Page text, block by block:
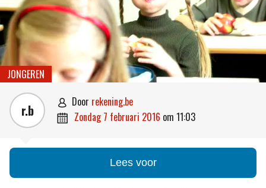
JONGEREN
r.b  door rekening.be
 zondag 7 februari 2016 om 11:03
Lees voor